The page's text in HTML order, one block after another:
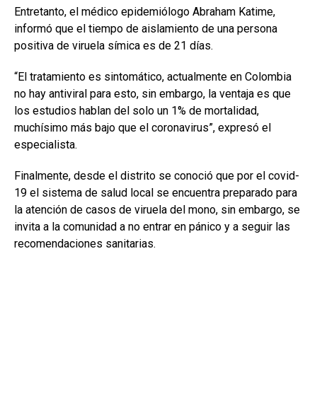
Entretanto, el médico epidemiólogo Abraham Katime,
informó que el tiempo de aislamiento de una persona
positiva de viruela símica es de 21 días.
“El tratamiento es sintomático, actualmente en Colombia
no hay antiviral para esto, sin embargo, la ventaja es que
los estudios hablan del solo un 1% de mortalidad,
muchísimo más bajo que el coronavirus”, expresó el
especialista.
Finalmente, desde el distrito se conoció que por el covid-
19 el sistema de salud local se encuentra preparado para
la atención de casos de viruela del mono, sin embargo, se
invita a la comunidad a no entrar en pánico y a seguir las
recomendaciones sanitarias.